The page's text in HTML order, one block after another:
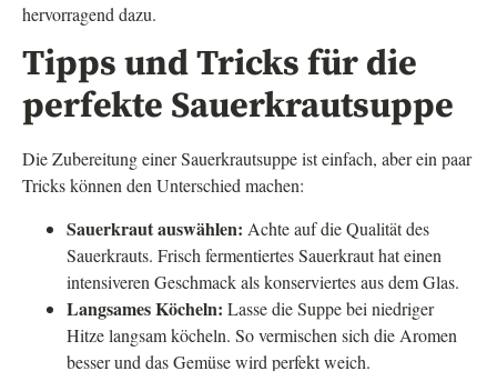
hervorragend dazu.
Tipps und Tricks für die
perfekte Sauerkrautsuppe
Die Zubereitung einer Sauerkrautsuppe ist einfach, aber ein paar
Tricks können den Unterschied machen:
Sauerkraut auswählen: Achte auf die Qualität des
Sauerkrauts. Frisch fermentiertes Sauerkraut hat einen
intensiveren Geschmack als konserviertes aus dem Glas.
Langsames Köcheln: Lasse die Suppe bei niedriger
Hitze langsam köcheln. So vermischen sich die Aromen
besser und das Gemüse wird perfekt weich.